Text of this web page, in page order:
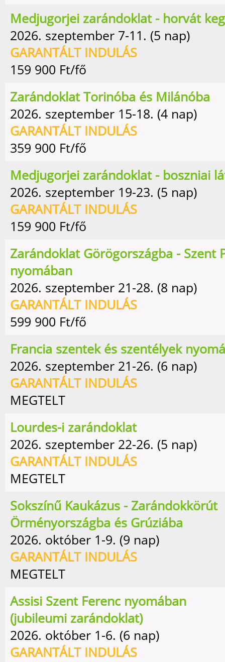
Medjugorjei zarándoklat - horvát
2026. szeptember 7-11. (5 nap)
GARANTÁLT INDULÁS
159 900 Ft/fő
Zarándoklat Torinóba és Milánóba
2026. szeptember 15-18. (4 nap)
GARANTÁLT INDULÁS
359 900 Ft/fő
Medjugorjei zarándoklat - boszniai
2026. szeptember 19-23. (5 nap)
GARANTÁLT INDULÁS
159 900 Ft/fő
Zarándoklat Görögországba - Szent
nyomában
2026. szeptember 21-28. (8 nap)
GARANTÁLT INDULÁS
599 900 Ft/fő
Francia szentek és szentélyek
2026. szeptember 21-26. (6 nap)
GARANTÁLT INDULÁS
MEGTELT
Lourdes-i zarándoklat
2026. szeptember 22-26. (5 nap)
GARANTÁLT INDULÁS
MEGTELT
Sokszínű Kaukázus - Zarándokkörút
Örményországba és Grúziába
2026. október 1-9. (9 nap)
GARANTÁLT INDULÁS
MEGTELT
Assisi Szent Ferenc nyomában
(jubileumi zarándoklat)
2026. október 1-6. (6 nap)
GARANTÁLT INDULÁS